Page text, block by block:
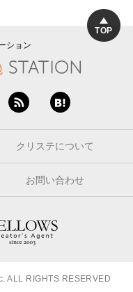
TOP
ション
クリステについて
お問い合わせ
ALL RIGHTS RESERVED